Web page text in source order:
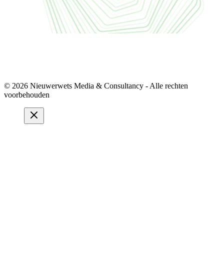
© 2026 Nieuwerwets Media & Consultancy - Alle rechten
voorbehouden